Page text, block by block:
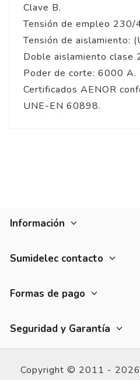
Clave B.
Tensión de empleo 230/
Tensión de aislamiento:
Doble aislamiento clase
Poder de corte: 6000 A.
Certificados AENOR
UNE-EN 60898.
Información
Sumidelec contacto
Formas de pago
Seguridad y Garantía
Copyright © 2011 - 2026